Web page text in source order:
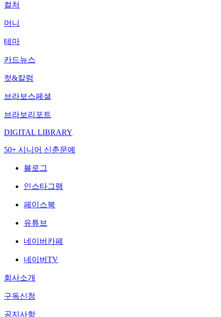
컬처
머니
테마
카드뉴스
컷&칼럼
브라보스페셜
브라보리포트
DIGITAL LIBRARY
50+ 시니어 신춘문예
블로그
인스타그램
페이스북
유튜브
네이버카페
네이버TV
회사소개
구독신청
공지사항